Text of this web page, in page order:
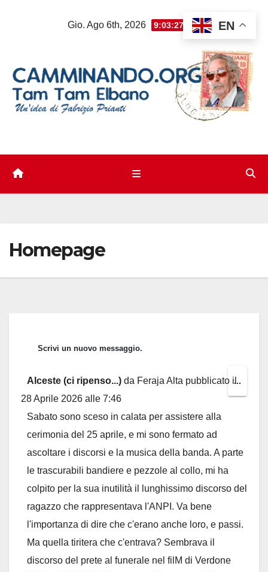
Gio. Ago 6th, 2026 9:03:28 PM
Homepage
Alceste (ci ripenso...) da Feraja Alta pubblicato il
28 Aprile 2026 alle 7:46
Sabato sono sceso in calata per assistere alla
cerimonia del 25 aprile, e mi sono fermato ad
ascoltare i discorsi e la musica della banda. A parte
le trascurabili bandiere e pezzole al collo, mi ha
colpito per la sua inutilità il lunghissimo discorso del
ragazzo che rappresentava l'ANPI. Va bene
l'importanza di dire che c'erano anche loro, e passi.
Ma quella tiritera che c'entrava? Sembrava il
discorso del prete al funerale nel filM di Verdone
...
this
EN